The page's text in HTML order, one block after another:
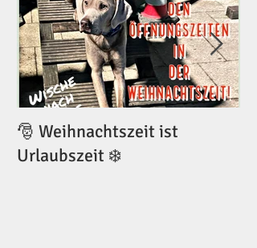
🎅 Weihnachtszeit ist
Urlaubszeit ❄️